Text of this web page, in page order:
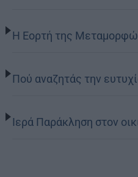
Η Εορτή της
Πού αναζητάς την
Ιερά Παράκληση στον